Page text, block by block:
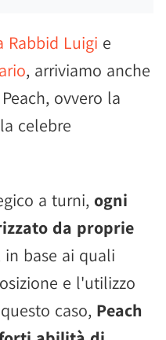
Rabbid Luigi e
, arriviamo anche
ovvero la
celebre
a turni, ogni
da proprie
in base ai quali
e l'utilizzo
caso, Peach